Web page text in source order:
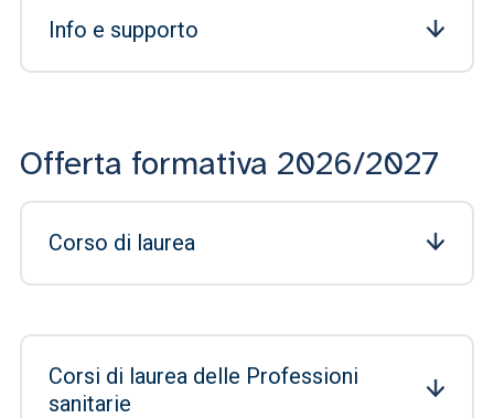
Info e supporto
Offerta formativa 2026/2027
Corso di laurea
Corsi di laurea delle Professioni
sanitarie